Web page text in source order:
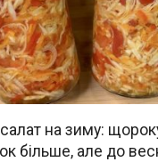
на зиму:
більше, але до